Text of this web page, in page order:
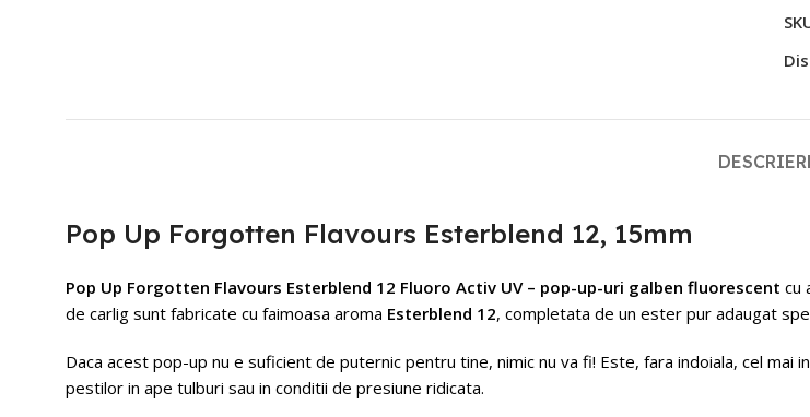
Pop Up Forgotten Flavours Esterblend 12, 15mm
Pop Up Forgotten Flavours Esterblend 12 Fluoro Activ UV – pop-up-uri galben fluorescent cu
de carlig sunt fabricate cu faimoasa aroma Esterblend 12, completata de un ester pur adaugat
Daca acest pop-up nu e suficient de puternic pentru tine, nimic nu va fi! Este, fara indoiala, cel mai
pestilor in ape tulburi sau in conditii de presiune ridicata.